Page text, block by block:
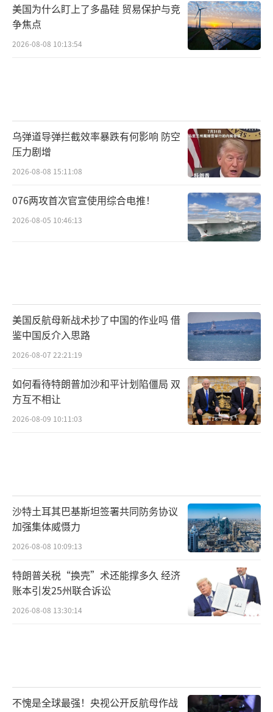
美国为什么盯上了多晶硅 贸易保护与竞
争焦点
2026-08-08 10:13:54
乌弹道导弹拦截效率暴跌有何影响 防空
压力剧增
2026-08-08 15:11:08
076两攻首次官宣使用综合电推！
2026-08-05 10:46:13
美国反航母新战术抄了中国的作业吗 借
鉴中国反介入思路
2026-08-07 22:21:19
如何看待特朗普加沙和平计划陷僵局 双
方互不相让
2026-08-09 10:11:03
沙特土耳其巴基斯坦签署共同防务协议
加强集体威慑力
2026-08-08 10:09:13
特朗普关税“换壳”术还能撑多久 经济
账本引发25州联合诉讼
2026-08-08 13:30:14
不愧是全球最强！央视公开反航母作战